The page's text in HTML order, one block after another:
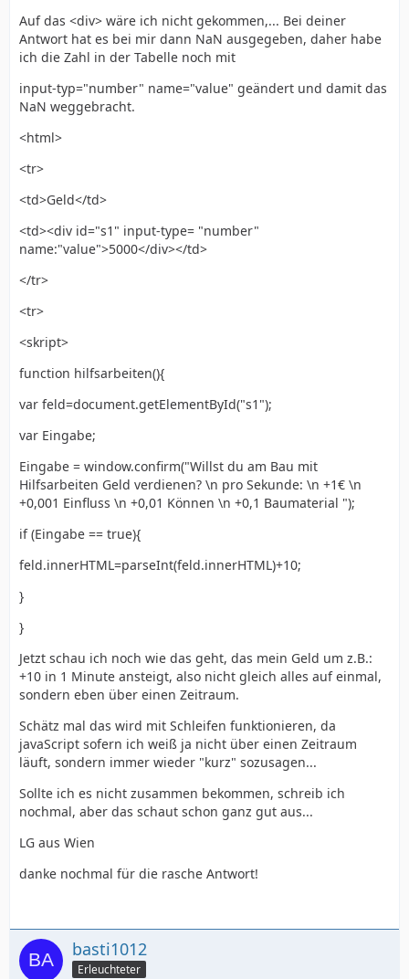
Auf das <div> wäre ich nicht gekommen,... Bei deiner
Antwort hat es bei mir dann NaN ausgegeben, daher habe
ich die Zahl in der Tabelle noch mit
input-typ="number" name="value" geändert und damit das
NaN weggebracht.
<html>
<tr>
<td>Geld</td>
<td><div id="s1" input-type= "number"
name:"value">5000</div></td>
</tr>
<tr>
<skript>
function hilfsarbeiten(){
var feld=document.getElementById("s1");
var Eingabe;
Eingabe = window.confirm("Willst du am Bau mit
Hilfsarbeiten Geld verdienen? \n pro Sekunde: \n +1€ \n
+0,001 Einfluss \n +0,01 Können \n +0,1 Baumaterial ");
if (Eingabe == true){
feld.innerHTML=parseInt(feld.innerHTML)+10;
}
}
Jetzt schau ich noch wie das geht, das mein Geld um z.B.:
+10 in 1 Minute ansteigt, also nicht gleich alles auf einmal,
sondern eben über einen Zeitraum.
Schätz mal das wird mit Schleifen funktionieren, da
javaScript sofern ich weiß ja nicht über einen Zeitraum
läuft, sondern immer wieder "kurz" sozusagen...
Sollte ich es nicht zusammen bekommen, schreib ich
nochmal, aber das schaut schon ganz gut aus...
LG aus Wien
danke nochmal für die rasche Antwort!
basti1012
Erleuchteter